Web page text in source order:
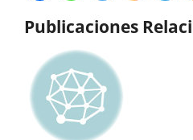
Publicaciones